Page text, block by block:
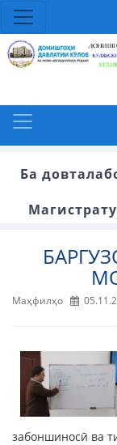
Ба
Маҳфилҳо
забоншиносӣ ва